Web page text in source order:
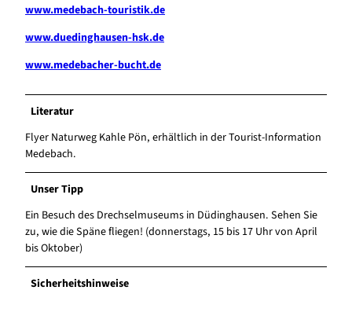
www.medebach-touristik.de
www.duedinghausen-hsk.de
www.medebacher-bucht.de
Literatur
Flyer Naturweg Kahle Pön, erhältlich in der Tourist-Information
Medebach.
Unser Tipp
Ein Besuch des Drechselmuseums in Düdinghausen. Sehen Sie
zu, wie die Späne fliegen! (donnerstags, 15 bis 17 Uhr von April
bis Oktober)
Sicherheitshinweise